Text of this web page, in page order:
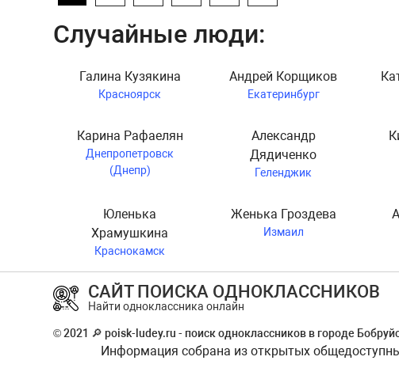
Случайные люди:
Галина Кузякина
Красноярск
Андрей Корщиков
Екатеринбург
Карина Рафаелян
Днепропетровск
(Днепр)
Александр
Дядиченко
Геленджик
Юленька
Храмушкина
Краснокамск
Женька Гроздева
Измаил
САЙТ ПОИСКА ОДНОКЛАССНИКОВ
Найти одноклассника онлайн
© 2021 🔎 poisk-ludey.ru - поиск одноклассников в городе
Информация собрана из открытых